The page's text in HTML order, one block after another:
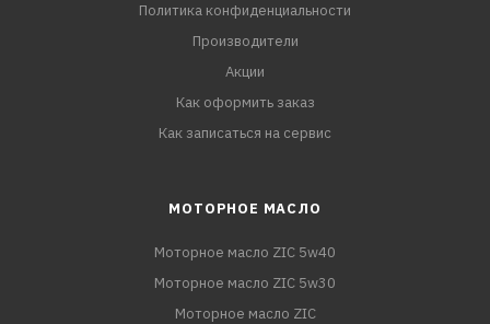
Политика конфиденциальности
Производители
Акции
Как оформить заказ
Как записаться на сервис
МОТОРНОЕ МАСЛО
Моторное масло ZIC 5w40
Моторное масло ZIC 5w30
Моторное масло ZIC